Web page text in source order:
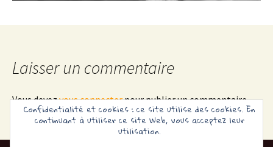
Laisser un commentaire
Vous devezvous connecterpour publier un commentaire.
Confidentialité et cookies : ce site utilise des cookies. En
continuant à utiliser ce site Web, vous acceptez leur
utilisation.